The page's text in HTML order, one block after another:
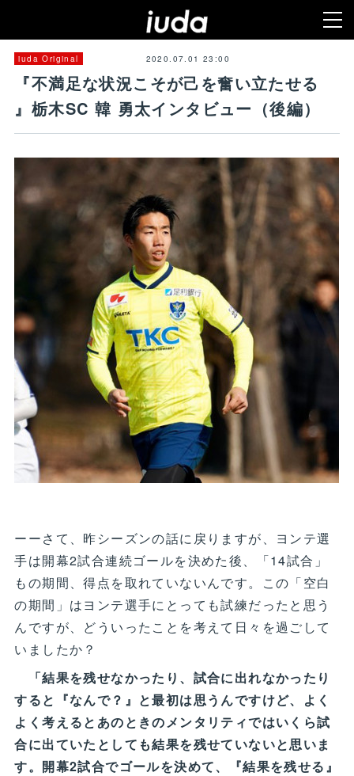
iuda Original 2020.07.01 23:00
『不満足な状況こそが己を奮い立たせる
』栃木SC 韓 勇太インタビュー（後編）
ーーさて、昨シーズンの話に戻りますが、ヨンテ選
手は開幕2試合連続ゴールを決めた後、「14試合」
もの期間、得点を取れていないんです。この「空白
の期間」はヨンテ選手にとっても試練だったと思う
んですが、どういったことを考えて日々を過ごして
いましたか？
「結果を残せなかったり、試合に出れなかったり
すると『なんで？』と最初は思うんですけど、よく
よく考えるとあのときのメンタリティではいくら試
合に出ていたとしても結果を残せていないと思いま
す。開幕2試合でゴールを決めて、『結果を残せる』